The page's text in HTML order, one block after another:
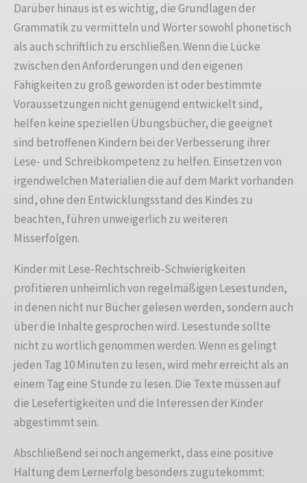
Darüber hinaus ist es wichtig, die Grundlagen der
Grammatik zu vermitteln und Wörter sowohl phonetisch
als auch schriftlich zu erschließen. Wenn die Lücke
zwischen den Anforderungen und den eigenen
Fähigkeiten zu groß geworden ist oder bestimmte
Voraussetzungen nicht genügend entwickelt sind,
helfen keine speziellen Übungsbücher, die geeignet
sind betroffenen Kindern bei der Verbesserung ihrer
Lese- und Schreibkompetenz zu helfen. Einsetzen von
irgendwelchen Materialien die auf dem Markt vorhanden
sind, ohne den Entwicklungsstand des Kindes zu
beachten, führen unweigerlich zu weiteren
Misserfolgen.
Kinder mit Lese-Rechtschreib-Schwierigkeiten
profitieren unheimlich von regelmäßigen Lesestunden,
in denen nicht nur Bücher gelesen werden, sondern auch
über die Inhalte gesprochen wird. Lesestunde sollte
nicht zu wörtlich genommen werden. Wenn es gelingt
jeden Tag 10 Minuten zu lesen, wird mehr erreicht als an
einem Tag eine Stunde zu lesen. Die Texte müssen auf
die Lesefertigkeiten und die Interessen der Kinder
abgestimmt sein.
Abschließend sei noch angemerkt, dass eine positive
Haltung dem Lernerfolg besonders zugutekommt: